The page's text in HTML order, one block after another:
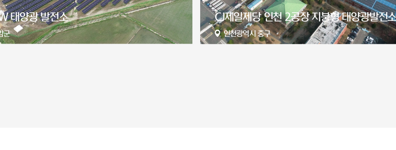
인천 2공장 지붕형 태양광발전소 (RE100)
구
해창만 수상태양광발전소
전라남도 고흥군